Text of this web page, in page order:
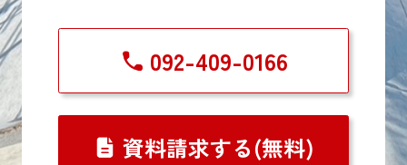
092-409-0166
資料請求する(無料)